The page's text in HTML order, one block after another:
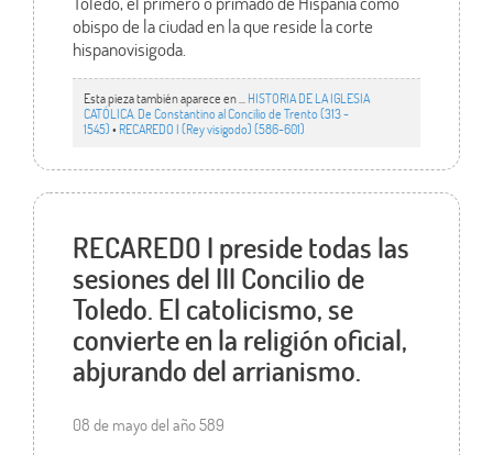
obispo de la ciudad en la que reside la corte
hispanovisigoda.
Esta pieza también aparece en ... HISTORIA DE LA IGLESIA
CATÓLICA. De Constantino al Concilio de Trento (313 -
1545)• RECAREDO I (Rey visigodo) (586-601)
RECAREDO I preside todas las
sesiones del III Concilio de
Toledo. El catolicismo, se
convierte en la religión oficial,
abjurando del arrianismo.
08 de mayo del año 589